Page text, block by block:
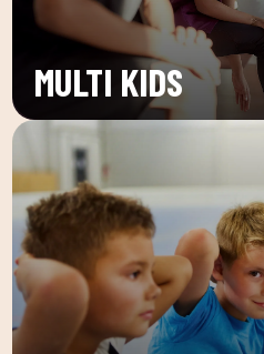
MULTI KIDS